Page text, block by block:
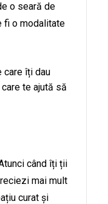
o seară de
fi o modalitate
care îți dau
te ajută să
când îți ții
mai mult
curat și